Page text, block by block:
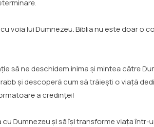
voia lui Dumnezeu. Biblia nu este doar o
să ne deschidem inima și mintea către
și descoperă cum să trăiești o viață
a credinței!
Dumnezeu și să își transforme viața într-